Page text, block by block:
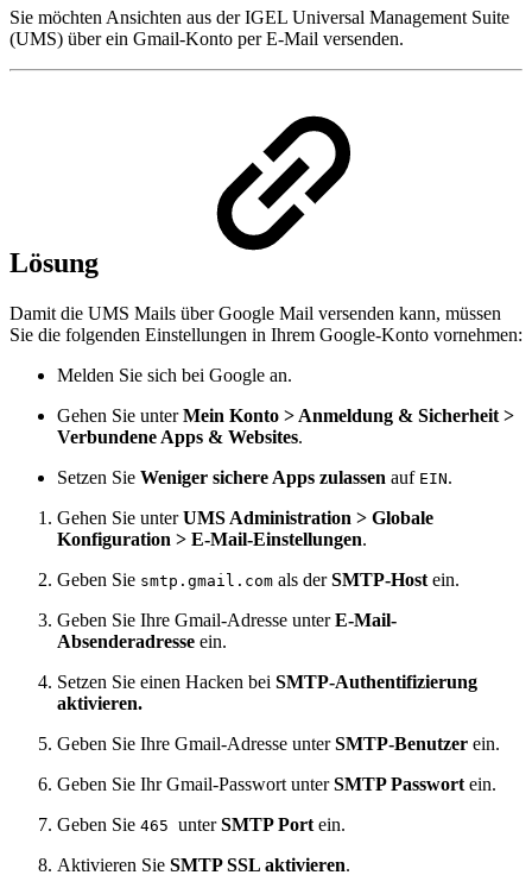
Sie möchten Ansichten aus der IGEL Universal Management Suite
(UMS) über ein Gmail-Konto per E-Mail versenden.
Lösung
Damit die UMS Mails über Google Mail versenden kann, müssen
Sie die folgenden Einstellungen in Ihrem Google-Konto vornehmen:
Melden Sie sich bei Google an.
Gehen Sie unterMein Konto > Anmeldung & Sicherheit >
Verbundene Apps & Websites.
Setzen Sie Weniger sichere Apps zulassen auf EIN.
Gehen Sie unterUMS Administration > Globale
Konfiguration > E-Mail-Einstellungen.
Geben Sie smtp.gmail.com als derSMTP-Host ein.
Geben Sie Ihre Gmail-Adresse unterE-Mail-
Absenderadresse ein.
Setzen Sie einen Hacken bei SMTP-Authentifizierung
aktivieren.
Geben Sie Ihre Gmail-Adresse unterSMTP-Benutzer ein.
Geben Sie Ihr Gmail-Passwort unterSMTP Passwort ein.
Geben Sie 465 unterSMTP Port ein.
Aktivieren Sie SMTP SSL aktivieren.